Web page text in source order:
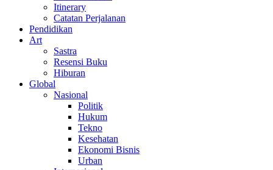
Itinerary
Catatan Perjalanan
Pendidikan
Art
Sastra
Resensi Buku
Hiburan
Global
Nasional
Politik
Hukum
Tekno
Kesehatan
Ekonomi Bisnis
Urban